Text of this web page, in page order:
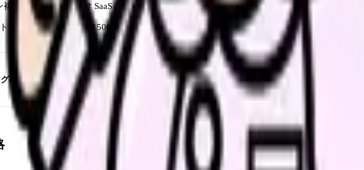
数経営 / 看護師向け SaaS 事業
は限定的だが、年収 1500-1800 万円
の実態｜声が掛かる人の特徴